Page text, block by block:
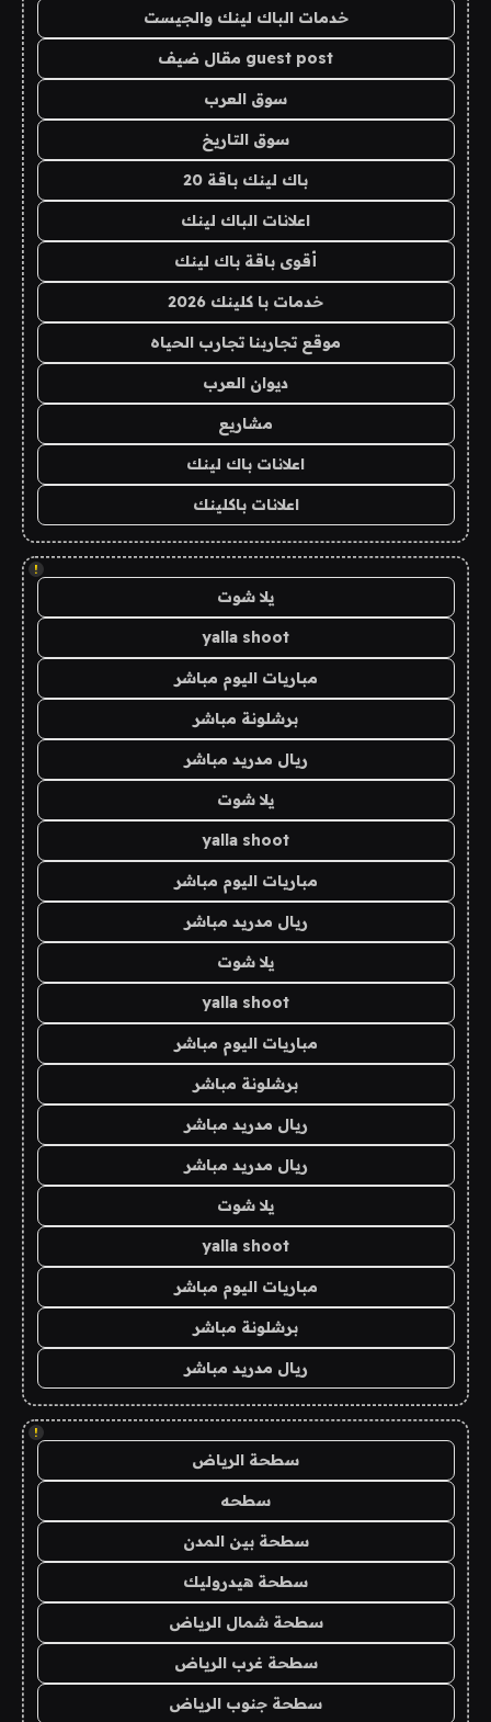
خدمات الباك لينك والجيست
guest post مقال ضيف
سوق العرب
سوق التاريخ
باك لينك باقة 20
اعلانات الباك لينك
أقوى باقة باك لينك
خدمات با كلينك 2026
موقع تجاربنا تجارب الحياه
ديوان العرب
مشاريع
اعلانات باك لينك
اعلانات باكلينك
!
يلا شوت
yalla shoot
مباريات اليوم مباشر
برشلونة مباشر
ريال مدريد مباشر
يلا شوت
yalla shoot
مباريات اليوم مباشر
ريال مدريد مباشر
يلا شوت
yalla shoot
مباريات اليوم مباشر
برشلونة مباشر
ريال مدريد مباشر
ريال مدريد مباشر
يلا شوت
yalla shoot
مباريات اليوم مباشر
برشلونة مباشر
ريال مدريد مباشر
!
سطحة الرياض
سطحه
سطحة بين المدن
سطحة هيدروليك
سطحة شمال الرياض
سطحة غرب الرياض
سطحة جنوب الرياض